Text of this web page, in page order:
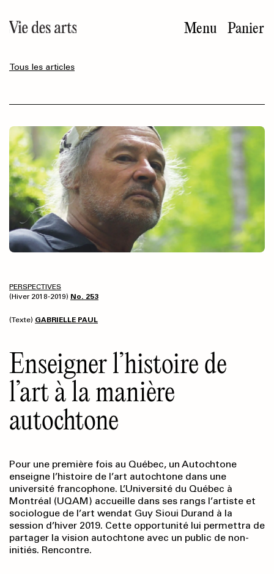
au
contenu
Menu Panier
Tous les articles
PERSPECTIVES
(Hiver 2018-2019) No. 253
(Texte) GABRIELLE PAUL
Enseigner l’histoire de
l’art à la manière
autochtone
Pour une première fois au Québec, un Autochtone
enseigne l’histoire de l’art autochtone dans une
université francophone. L’Université du Québec à
Montréal (UQAM) accueille dans ses rangs l’artiste et
sociologue de l’art wendat Guy Sioui Durand à la
session d’hiver 2019. Cette opportunité lui permettra de
partager la vision autochtone avec un public de non-
initiés. Rencontre.